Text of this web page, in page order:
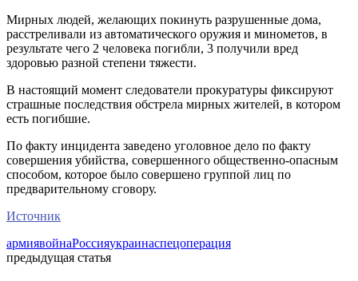
Мирных людей, желающих покинуть разрушенные дома,
расстреливали из автоматического оружия и минометов, в
результате чего 2 человека погибли, 3 получили вред
здоровью разной степени тяжести.
В настоящий момент следователи прокуратуры фиксируют
страшные последствия обстрела мирных жителей, в котором
есть погибшие.
По факту инцидента заведено уголовное дело по факту
совершения убийства, совершенного общественно-опасным
способом, которое было совершено группой лиц по
предварительному сговору.
Источник
армиявойнаРоссияукраинаспецоперация
предыдущая статья